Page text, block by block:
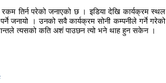
तिर्न परेको जनाएको छ । इडिया देखि कार्यक्रम स्थल
जनायो । उनको सवै कार्यक्रम सोनी कम्पनीले गर्ने गरेको
त्यसको कति अशं पाउछन त्यो भने थाह हुन सकेन ।